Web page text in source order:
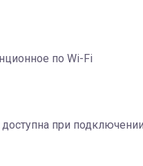
по Wi-Fi
при